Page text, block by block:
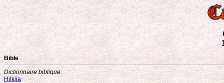
Bible
Dictionnaire biblique:
Hilkija